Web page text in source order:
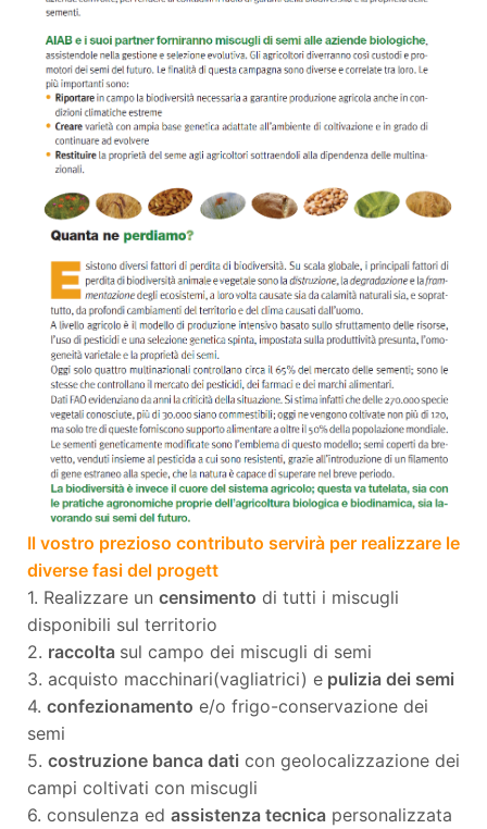
Il vostro prezioso contributo servirà per realizzare le
diverse fasi del progett
1. Realizzare un censimento di tutti i miscugli
disponibili sul territorio
2. raccolta sul campo dei miscugli di semi
3. acquisto macchinari(vagliatrici) e pulizia dei semi
4. confezionamento e/o frigo-conservazione dei
semi
5. costruzione banca dati con geolocalizzazione dei
campi coltivati con miscugli
6. consulenza ed assistenza tecnica personalizzata